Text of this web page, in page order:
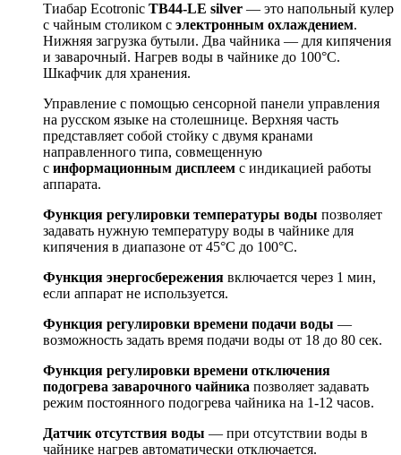
Тиабар Ecotronic TB44-LE silver — это напольный кулер
с чайным столиком с электронным охлаждением.
Нижняя загрузка бутыли. Два чайника — для кипячения
и заварочный. Нагрев воды в чайнике до 100°С.
Шкафчик для хранения.
Управление с помощью сенсорной панели управления
на русском языке на столешнице. Верхняя часть
представляет собой стойку с двумя кранами
направленного типа, совмещенную
с информационным дисплеем с индикацией работы
аппарата.
Функция регулировки температуры воды позволяет
задавать нужную температуру воды в чайнике для
кипячения в диапазоне от 45°С до 100°С.
Функция энергосбережения включается через 1 мин,
если аппарат не используется.
Функция регулировки времени подачи воды —
возможность задать время подачи воды от 18 до 80 сек.
Функция регулировки времени отключения
подогрева заварочного чайника позволяет задавать
режим постоянного подогрева чайника на 1-12 часов.
Датчик отсутствия воды — при отсутствии воды в
чайнике нагрев автоматически отключается.